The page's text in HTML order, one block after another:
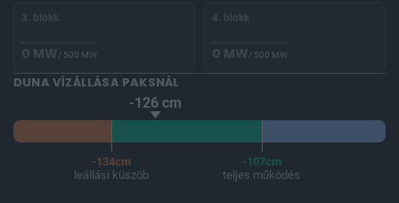
3. blokk
0 MW/ 500 MW
4. blokk
0 MW/ 500 MW
DUNA VÍZÁLLÁSA PAKSNÁL
-126 cm
-134cm
leállási küszöb
-107cm
teljes működés